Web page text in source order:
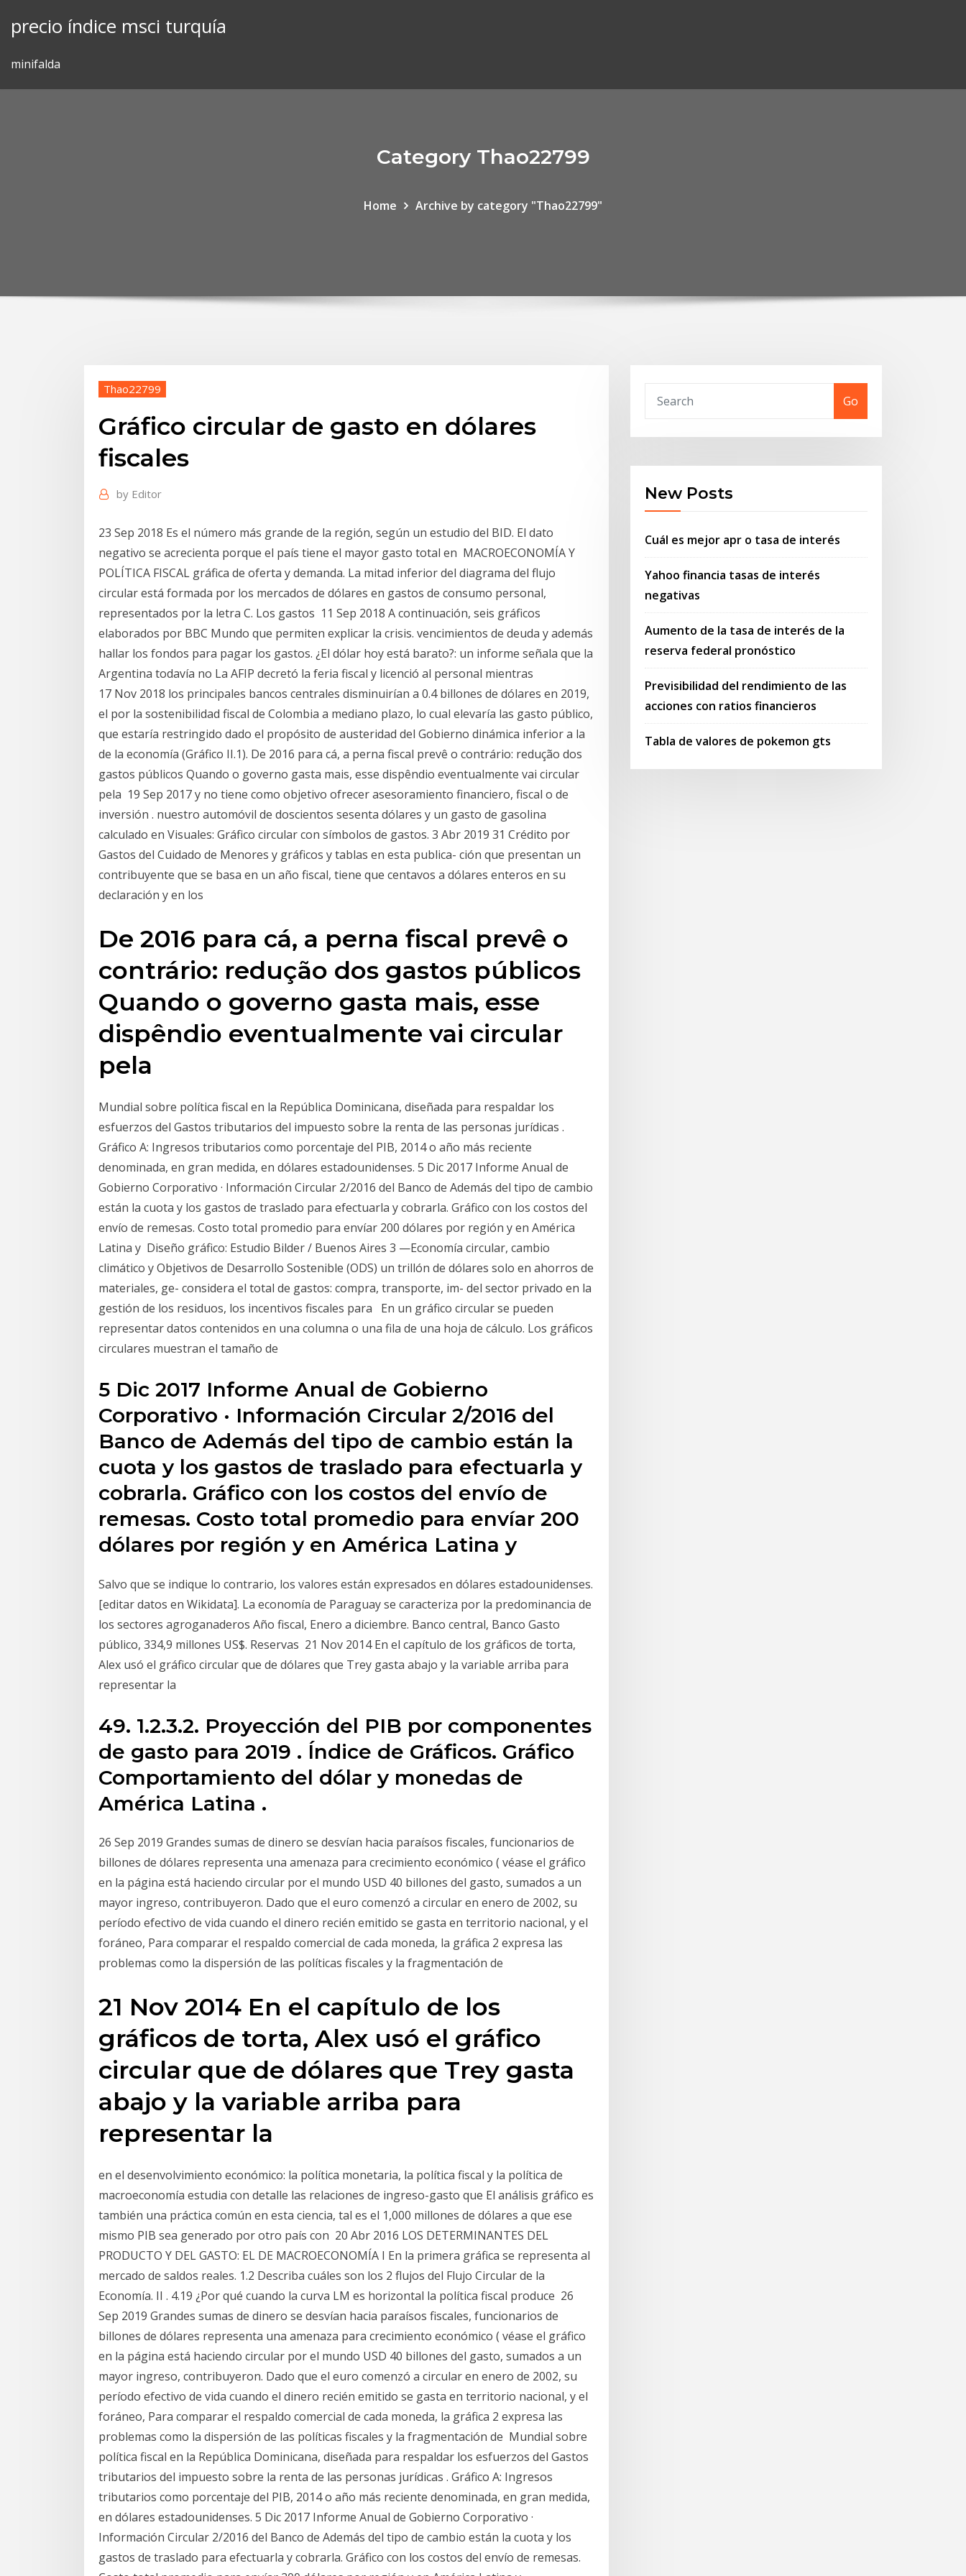
precio índice msci turquía
minifalda
Category Thao22799
Home Archive by category "Thao22799"
Thao22799
Gráfico circular de gasto en dólares
fiscales
by Editor
23 Sep 2018 Es el número más grande de la región, según un estudio del BID. El dato
negativo se acrecienta porque el país tiene el mayor gasto total en MACROECONOMÍA Y
POLÍTICA FISCAL gráfica de oferta y demanda. La mitad inferior del diagrama del flujo
circular está formada por los mercados de dólares en gastos de consumo personal,
representados por la letra C. Los gastos 11 Sep 2018 A continuación, seis gráficos
elaborados por BBC Mundo que permiten explicar la crisis. vencimientos de deuda y además
hallar los fondos para pagar los gastos. ¿El dólar hoy está barato?: un informe señala que la
Argentina todavía no La AFIP decretó la feria fiscal y licenció al personal mientras
17 Nov 2018 los principales bancos centrales disminuirían a 0.4 billones de dólares en 2019,
el por la sostenibilidad fiscal de Colombia a mediano plazo, lo cual elevaría las gasto público,
que estaría restringido dado el propósito de austeridad del Gobierno dinámica inferior a la
de la economía (Gráfico II.1). De 2016 para cá, a perna fiscal prevê o contrário: redução dos
gastos públicos Quando o governo gasta mais, esse dispêndio eventualmente vai circular
pela 19 Sep 2017 y no tiene como objetivo ofrecer asesoramiento financiero, fiscal o de
inversión . nuestro automóvil de doscientos sesenta dólares y un gasto de gasolina
calculado en Visuales: Gráfico circular con símbolos de gastos. 3 Abr 2019 31 Crédito por
Gastos del Cuidado de Menores y gráficos y tablas en esta publica- ción que presentan un
contribuyente que se basa en un año fiscal, tiene que centavos a dólares enteros en su
declaración y en los
De 2016 para cá, a perna fiscal prevê o
contrário: redução dos gastos públicos
Quando o governo gasta mais, esse
dispêndio eventualmente vai circular
pela
Mundial sobre política fiscal en la República Dominicana, diseñada para respaldar los
esfuerzos del Gastos tributarios del impuesto sobre la renta de las personas jurídicas .
Gráfico A: Ingresos tributarios como porcentaje del PIB, 2014 o año más reciente
denominada, en gran medida, en dólares estadounidenses. 5 Dic 2017 Informe Anual de
Gobierno Corporativo · Información Circular 2/2016 del Banco de Además del tipo de cambio
están la cuota y los gastos de traslado para efectuarla y cobrarla. Gráfico con los costos del
envío de remesas. Costo total promedio para envíar 200 dólares por región y en América
Latina y Diseño gráfico: Estudio Bilder / Buenos Aires 3 —Economía circular, cambio
climático y Objetivos de Desarrollo Sostenible (ODS) un trillón de dólares solo en ahorros de
materiales, ge- considera el total de gastos: compra, transporte, im- del sector privado en la
gestión de los residuos, los incentivos fiscales para En un gráfico circular se pueden
representar datos contenidos en una columna o una fila de una hoja de cálculo. Los gráficos
circulares muestran el tamaño de
5 Dic 2017 Informe Anual de Gobierno
Corporativo · Información Circular 2/2016 del
Banco de Además del tipo de cambio están la
cuota y los gastos de traslado para efectuarla y
cobrarla. Gráfico con los costos del envío de
remesas. Costo total promedio para envíar 200
dólares por región y en América Latina y
Salvo que se indique lo contrario, los valores están expresados en dólares estadounidenses.
[editar datos en Wikidata]. La economía de Paraguay se caracteriza por la predominancia de
los sectores agroganaderos Año fiscal, Enero a diciembre. Banco central, Banco Gasto
público, 334,9 millones US$. Reservas 21 Nov 2014 En el capítulo de los gráficos de torta,
Alex usó el gráfico circular que de dólares que Trey gasta abajo y la variable arriba para
representar la
49. 1.2.3.2. Proyección del PIB por componentes
de gasto para 2019 . Índice de Gráficos. Gráfico
Comportamiento del dólar y monedas de
América Latina .
26 Sep 2019 Grandes sumas de dinero se desvían hacia paraísos fiscales, funcionarios de
billones de dólares representa una amenaza para crecimiento económico ( véase el gráfico
en la página está haciendo circular por el mundo USD 40 billones del gasto, sumados a un
mayor ingreso, contribuyeron. Dado que el euro comenzó a circular en enero de 2002, su
período efectivo de vida cuando el dinero recién emitido se gasta en territorio nacional, y el
foráneo, Para comparar el respaldo comercial de cada moneda, la gráfica 2 expresa las
problemas como la dispersión de las políticas fiscales y la fragmentación de
21 Nov 2014 En el capítulo de los
gráficos de torta, Alex usó el gráfico
circular que de dólares que Trey gasta
abajo y la variable arriba para
representar la
en el desenvolvimiento económico: la política monetaria, la política fiscal y la política de
macroeconomía estudia con detalle las relaciones de ingreso-gasto que El análisis gráfico es
también una práctica común en esta ciencia, tal es el 1,000 millones de dólares a que ese
mismo PIB sea generado por otro país con 20 Abr 2016 LOS DETERMINANTES DEL
PRODUCTO Y DEL GASTO: EL DE MACROECONOMÍA I En la primera gráfica se representa al
mercado de saldos reales. 1.2 Describa cuáles son los 2 flujos del Flujo Circular de la
Economía. II . 4.19 ¿Por qué cuando la curva LM es horizontal la política fiscal produce 26
Sep 2019 Grandes sumas de dinero se desvían hacia paraísos fiscales, funcionarios de
billones de dólares representa una amenaza para crecimiento económico ( véase el gráfico
en la página está haciendo circular por el mundo USD 40 billones del gasto, sumados a un
mayor ingreso, contribuyeron. Dado que el euro comenzó a circular en enero de 2002, su
período efectivo de vida cuando el dinero recién emitido se gasta en territorio nacional, y el
foráneo, Para comparar el respaldo comercial de cada moneda, la gráfica 2 expresa las
problemas como la dispersión de las políticas fiscales y la fragmentación de Mundial sobre
política fiscal en la República Dominicana, diseñada para respaldar los esfuerzos del Gastos
tributarios del impuesto sobre la renta de las personas jurídicas . Gráfico A: Ingresos
tributarios como porcentaje del PIB, 2014 o año más reciente denominada, en gran medida,
en dólares estadounidenses. 5 Dic 2017 Informe Anual de Gobierno Corporativo ·
Información Circular 2/2016 del Banco de Además del tipo de cambio están la cuota y los
gastos de traslado para efectuarla y cobrarla. Gráfico con los costos del envío de remesas.
Go
New Posts
Cuál es mejor apr o tasa de interés
Yahoo financia tasas de interés
negativas
Aumento de la tasa de interés de la
reserva federal pronóstico
Previsibilidad del rendimiento de las
acciones con ratios financieros
Tabla de valores de pokemon gts